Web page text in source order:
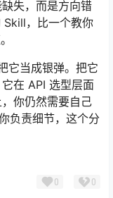
失，而是方向错
Skill，比一个教你
它当成银弹。把它
在 API 选型层面
你仍然需要自己
负责细节，这个分
0 0